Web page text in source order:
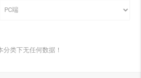
分类下无任何数据！